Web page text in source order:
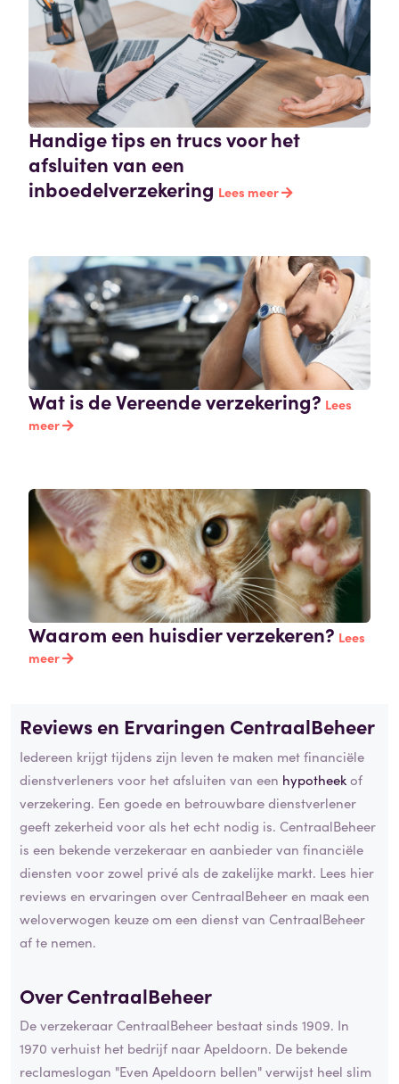
Handige tips en trucs voor het
afsluiten van een
inboedelverzekering Lees meer
Wat is de Vereende verzekering? Lees
meer
Waarom een huisdier verzekeren? Lees
meer
Reviews en Ervaringen CentraalBeheer
Iedereen krijgt tijdens zijn leven te maken met financiële
dienstverleners voor het afsluiten van een hypotheekof
verzekering. Een goede en betrouwbare dienstverlener
geeft zekerheid voor als het echt nodig is. CentraalBeheer
is een bekende verzekeraar en aanbieder van financiële
diensten voor zowel privé als de zakelijke markt. Lees hier
reviews en ervaringen over CentraalBeheer en maak een
weloverwogen keuze om een dienst van CentraalBeheer
af te nemen.
Over CentraalBeheer
De verzekeraar CentraalBeheer bestaat sinds 1909. In
1970 verhuist het bedrijf naar Apeldoorn. De bekende
reclameslogan "Even Apeldoorn bellen" verwijst heel slim